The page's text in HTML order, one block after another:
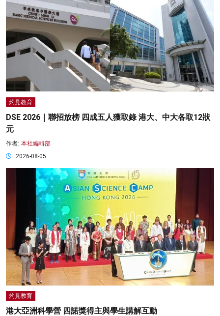
灼見教育
DSE 2026｜聯招放榜 四成五人獲取錄 港大、中大各取12狀
元
作者: 本社編輯部
2026-08-05
灼見教育
港大亞洲科學營 四諾獎得主與學生講解互動